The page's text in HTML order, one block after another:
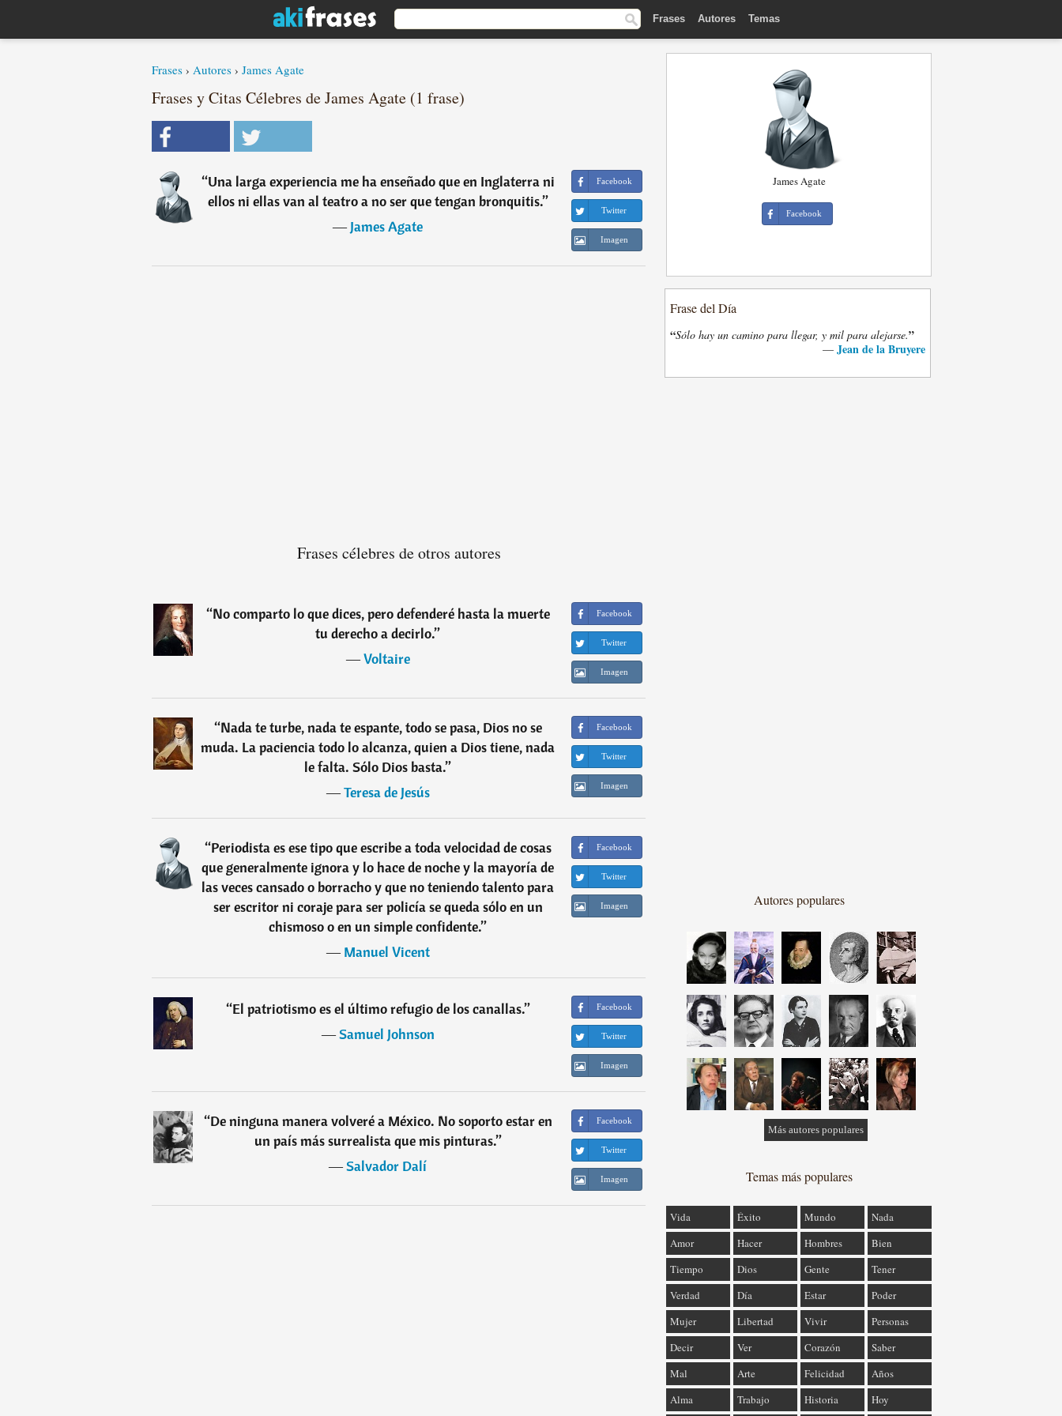
Frases Autores Temas
Frases › Autores › James Agate
Frases y Citas Célebres de James Agate (1 frase)
“Una larga experiencia me ha enseñado que en Inglaterra ni
ellos ni ellas van al teatro a no ser que tengan bronquitis.”
―James Agate
Facebook
Twitter
Imagen
Frases célebres de otros autores
“No comparto lo que dices, pero defenderé hasta la muerte
tu derecho a decirlo.”
―Voltaire
Facebook
Twitter
Imagen
“Nada te turbe, nada te espante, todo se pasa, Dios no se
muda. La paciencia todo lo alcanza, quien a Dios tiene, nada
le falta. Sólo Dios basta.”
―Teresa de Jesús
Facebook
Twitter
Imagen
“Periodista es ese tipo que escribe a toda velocidad de cosas
que generalmente ignora y lo hace de noche y la mayoría de
las veces cansado o borracho y que no teniendo talento para
ser escritor ni coraje para ser policía se queda sólo en un
chismoso o en un simple confidente.”
―Manuel Vicent
Facebook
Twitter
Imagen
“El patriotismo es el último refugio de los canallas.”
―Samuel Johnson
Facebook
Twitter
Imagen
“De ninguna manera volveré a México. No soporto estar en
un país más surrealista que mis pinturas.”
―Salvador Dalí
Facebook
Twitter
Imagen
James Agate
Facebook
Frase del Día
“Sólo hay un camino para llegar, y mil para alejarse.”
— Jean de la Bruyere
Autores populares
Más autores populares
Temas más populares
Vida Éxito Mundo
Nada
Amor
Hacer Hombres
Bien
Tiempo
Dios Gente
Tener
Verdad
Día Estar
Poder
Mujer
Libertad Vivir
Personas
Decir
Ver Corazón
Saber
Mal
Arte Felicidad
Años
Alma
Trabajo Historia Hoy